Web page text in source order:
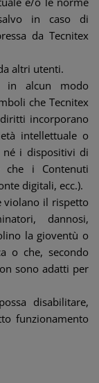
in caso di
da Tecnitex
altri utenti.
in alcun modo
che Tecnitex
incorporano
intellettuale o
né i dispositivi di
che i Contenuti
digitali, ecc.).
violano il rispetto
dannosi,
la gioventù o
o che, secondo
sono adatti per
disabilitare,
funzionamento